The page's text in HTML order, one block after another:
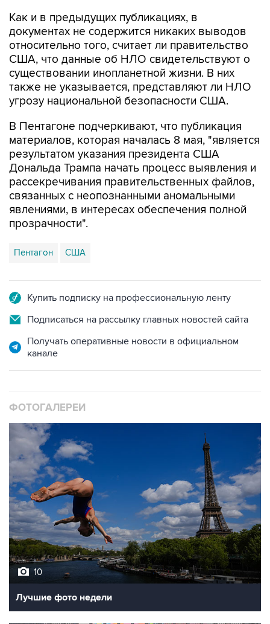
Как и в предыдущих публикациях, в
документах не содержится никаких выводов
относительно того, считает ли правительство
США, что данные об НЛО свидетельствуют о
существовании инопланетной жизни. В них
также не указывается, представляют ли НЛО
угрозу национальной безопасности США.
В Пентагоне подчеркивают, что публикация
материалов, которая началась 8 мая, "является
результатом указания президента США
Дональда Трампа начать процесс выявления и
рассекречивания правительственных файлов,
связанных с неопознанными аномальными
явлениями, в интересах обеспечения полной
прозрачности".
Пентагон США
Купить подписку на профессиональную ленту
Подписаться на рассылку главных новостей сайта
Получать оперативные новости в официальном
канале
ФОТОГАЛЕРЕИ
10
Лучшие фото недели